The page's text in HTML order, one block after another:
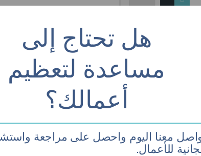
في الوقت الحاضر،
المحمول. على سبيل
لم يكن سهل
مماثلة إذا لم يتم
يجب أن تتمتع
ممتازة على موقعها
التجارية. بالإضافة
مكانتها في سوق شديدة
والمنظمات الكبيرة
هل تحتاج إلى
مساعدة لتعظيم
أعمالك؟
معنا اليوم واحصل على مراجعة
للأعمال.